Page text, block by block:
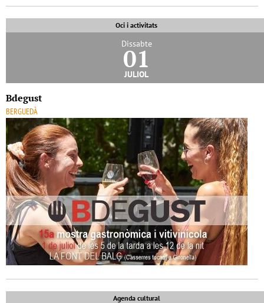
Oci i activitats
Dissabte
01
juliol
Bdegust
BERGUEDÀ
Agenda cultural